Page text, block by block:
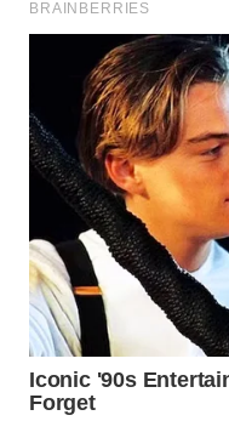
KALSEL
WN
KALTIM
WN
SULSEL
WN
GORONTALO
WN
SULUT